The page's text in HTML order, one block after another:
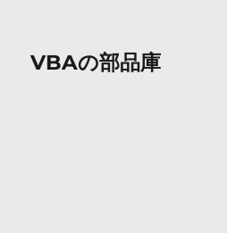
VBAの部品庫